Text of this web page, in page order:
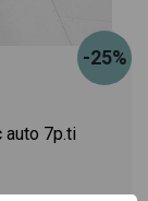
-25%
7p.ti